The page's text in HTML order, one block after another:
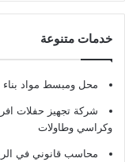
خدمات متنوعة
محل ومبسط مواد
شركة تجهيز حفلات
وكراسي وطاولات
محاسب قانوني في